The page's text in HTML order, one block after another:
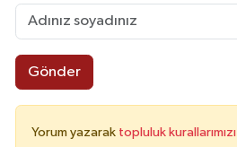
Gönder
Yorum yazarak topluluk kurallarımızı